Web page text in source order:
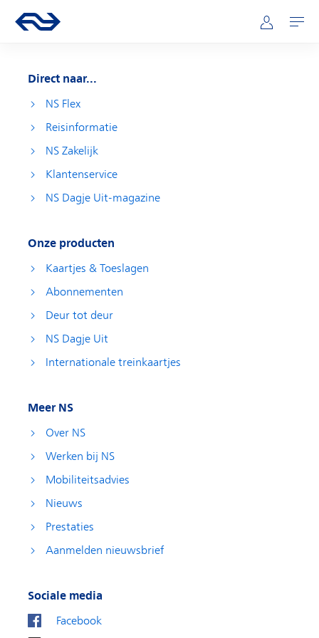
Hoofdnavigatie
Ga naar de homepage van ns.nl Mijn NS
Openen
Direct naar...
NS Flex
Reisinformatie
NS Zakelijk
Klantenservice
NS Dagje Uit-magazine
Onze producten
Kaartjes & Toeslagen
Abonnementen
Deur tot deur
NS Dagje Uit
Internationale treinkaartjes
Meer NS
Over NS
Werken bij NS
Mobiliteitsadvies
Nieuws
Prestaties
Aanmelden nieuwsbrief
Sociale media
Facebook